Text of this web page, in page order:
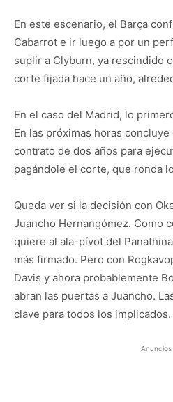
En este escenario, el Barça
Cabarrot e ir luego a por un
suplir a Clyburn, ya rescindido
corte fijada hace un año,
En el caso del Madrid, lo
En las próximas horas
contrato de dos años para
pagándole el corte, que ronda
Queda ver si la decisión con
Juancho Hernangómez. Como
quiere al ala-pívot del
más firmado. Pero con
Davis y ahora probablemente
abran las puertas a Juancho.
clave para todos los implicados.
Anuncios